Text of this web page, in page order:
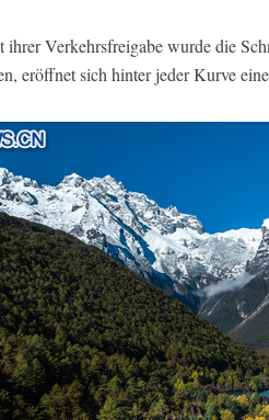
ihrer Verkehrsfreigabe wurde die
eröffnet sich hinter jeder Kurve